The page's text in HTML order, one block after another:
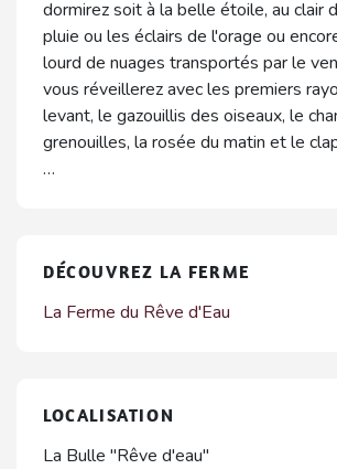
dormirez soit à la belle étoile, au clair
pluie ou les éclairs de l'orage ou
lourd de nuages transportés par le
vous réveillerez avec les premiers
levant, le gazouillis des oiseaux, le
grenouilles, la rosée du matin et le
…
DÉCOUVREZ LA FERME
La Ferme du Rêve d'Eau
LOCALISATION
La Bulle "Rêve d'eau"